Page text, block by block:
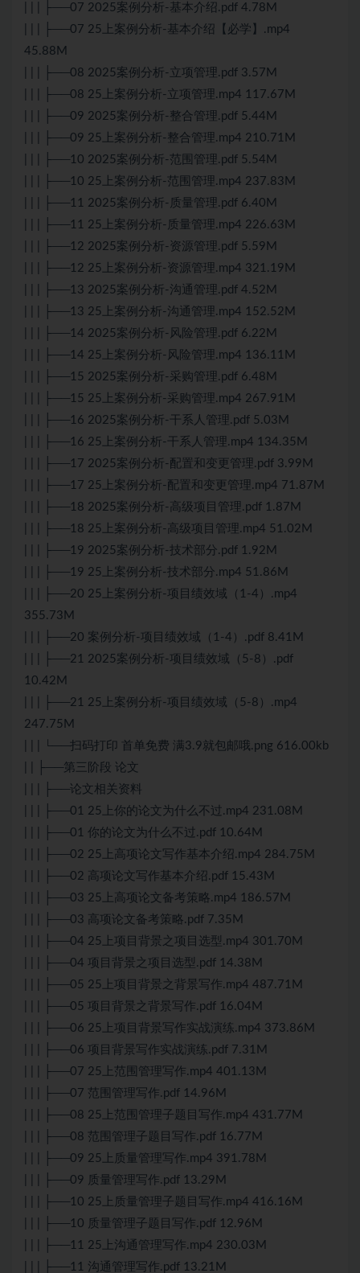
| | | ├──07 2025案例分析-基本介绍.pdf 4.78M
| | | ├──07 25上案例分析-基本介绍【必学】.mp4
45.88M
| | | ├──08 2025案例分析-立项管理.pdf 3.57M
| | | ├──08 25上案例分析-立项管理.mp4 117.67M
| | | ├──09 2025案例分析-整合管理.pdf 5.44M
| | | ├──09 25上案例分析-整合管理.mp4 210.71M
| | | ├──10 2025案例分析-范围管理.pdf 5.54M
| | | ├──10 25上案例分析-范围管理.mp4 237.83M
| | | ├──11 2025案例分析-质量管理.pdf 6.40M
| | | ├──11 25上案例分析-质量管理.mp4 226.63M
| | | ├──12 2025案例分析-资源管理.pdf 5.59M
| | | ├──12 25上案例分析-资源管理.mp4 321.19M
| | | ├──13 2025案例分析-沟通管理.pdf 4.52M
| | | ├──13 25上案例分析-沟通管理.mp4 152.52M
| | | ├──14 2025案例分析-风险管理.pdf 6.22M
| | | ├──14 25上案例分析-风险管理.mp4 136.11M
| | | ├──15 2025案例分析-采购管理.pdf 6.48M
| | | ├──15 25上案例分析-采购管理.mp4 267.91M
| | | ├──16 2025案例分析-干系人管理.pdf 5.03M
| | | ├──16 25上案例分析-干系人管理.mp4 134.35M
| | | ├──17 2025案例分析-配置和变更管理.pdf 3.99M
| | | ├──17 25上案例分析-配置和变更管理.mp4 71.87M
| | | ├──18 2025案例分析-高级项目管理.pdf 1.87M
| | | ├──18 25上案例分析-高级项目管理.mp4 51.02M
| | | ├──19 2025案例分析-技术部分.pdf 1.92M
| | | ├──19 25上案例分析-技术部分.mp4 51.86M
| | | ├──20 25上案例分析-项目绩效域（1-4）.mp4
355.73M
| | | ├──20 案例分析-项目绩效域（1-4）.pdf 8.41M
| | | ├──21 2025案例分析-项目绩效域（5-8）.pdf
10.42M
| | | ├──21 25上案例分析-项目绩效域（5-8）.mp4
247.75M
| | | └──扫码打印 首单免费 满3.9就包邮哦.png 616.00kb
| | ├──第三阶段 论文
| | | ├──论文相关资料
| | | ├──01 25上你的论文为什么不过.mp4 231.08M
| | | ├──01 你的论文为什么不过.pdf 10.64M
| | | ├──02 25上高项论文写作基本介绍.mp4 284.75M
| | | ├──02 高项论文写作基本介绍.pdf 15.43M
| | | ├──03 25上高项论文备考策略.mp4 186.57M
| | | ├──03 高项论文备考策略.pdf 7.35M
| | | ├──04 25上项目背景之项目选型.mp4 301.70M
| | | ├──04 项目背景之项目选型.pdf 14.38M
| | | ├──05 25上项目背景之背景写作.mp4 487.71M
| | | ├──05 项目背景之背景写作.pdf 16.04M
| | | ├──06 25上项目背景写作实战演练.mp4 373.86M
| | | ├──06 项目背景写作实战演练.pdf 7.31M
| | | ├──07 25上范围管理写作.mp4 401.13M
| | | ├──07 范围管理写作.pdf 14.96M
| | | ├──08 25上范围管理子题目写作.mp4 431.77M
| | | ├──08 范围管理子题目写作.pdf 16.77M
| | | ├──09 25上质量管理写作.mp4 391.78M
| | | ├──09 质量管理写作.pdf 13.29M
| | | ├──10 25上质量管理子题目写作.mp4 416.16M
| | | ├──10 质量管理子题目写作.pdf 12.96M
| | | ├──11 25上沟通管理写作.mp4 230.03M
| | | ├──11 沟通管理写作.pdf 13.21M